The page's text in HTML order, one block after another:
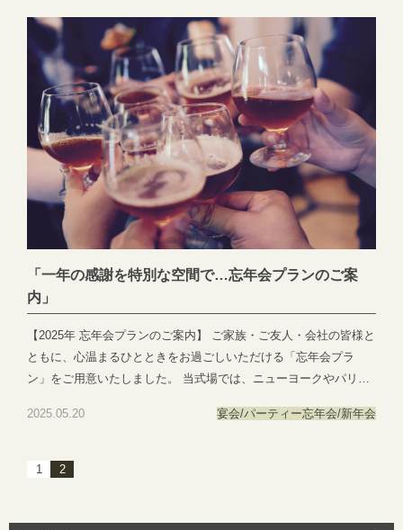
徒歩数分の好立地にありながら、プライベート感を大切にした落
ち着いた環境のため、ゲストの皆様にも快適にお過ごしいただけ
ます。 プロジェクターや音響設備も完備しており、プレゼンテー
ションや表彰式などにも最適です。担当スタッフが事前準備から
当日運営までしっかりサポートいたしますので、安心してお任せ
ください。 ビジネスの成功を祝う場として、ぜひ当会場をご活用
ください。 📞 ご予約・お問い合わせはこちら：058-214-2066 お
問い合わせ：https://exexparty.jp/contact/ 💻 詳細情報はこちら：
[https://exexparty.jp/plan/#anchor_plan01]
「一年の感謝を特別な空間で…忘年会プランのご案
内」
【2025年 忘年会プランのご案内】 ご家族・ご友人・会社の皆様と
ともに、心温まるひとときをお過ごしいただける「忘年会プラ
ン」をご用意いたしました。 当式場では、ニューヨークやパリの5
に盛り込んだお料理をご提供しております。シェフこだわりの美
い。 ■プラン概要（※一例） ご利用人数：10名様〜120名様まで対
2025.05.20 宴会/パーティー忘年会/新年会
1 2